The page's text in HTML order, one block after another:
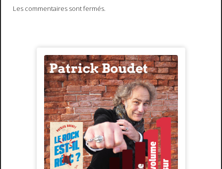
Les commentaires sont fermés.